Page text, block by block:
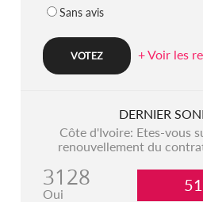
Sans avis
+ Voir les
DERNIER
Côte d'Ivoire: Etes-vous
renouvellement du
3128
Oui